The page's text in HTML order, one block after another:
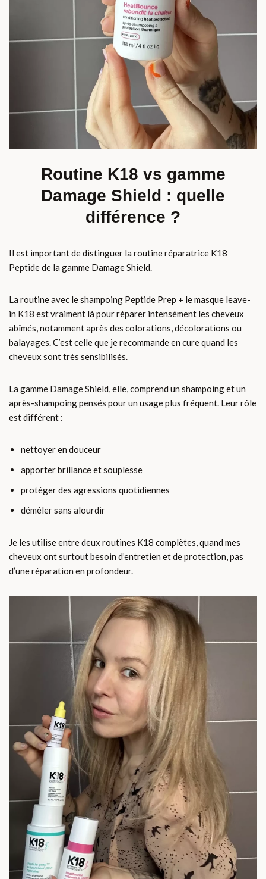
Routine K18 vs gamme
Damage Shield : quelle
différence ?
Il est important de distinguer la routine réparatrice K18
Peptide de la gamme Damage Shield.
La routine avec le shampoing Peptide Prep + le masque leave-
in K18 est vraiment là pour réparer intensément les cheveux
abîmés, notamment après des colorations, décolorations ou
balayages. C’est celle que je recommande en cure quand les
cheveux sont très sensibilisés.
La gamme Damage Shield, elle, comprend un shampoing et un
après-shampoing pensés pour un usage plus fréquent. Leur rôle
est différent :
nettoyer en douceur
apporter brillance et souplesse
protéger des agressions quotidiennes
démêler sans alourdir
Je les utilise entre deux routines K18 complètes, quand mes
cheveux ont surtout besoin d’entretien et de protection, pas
d’une réparation en profondeur.